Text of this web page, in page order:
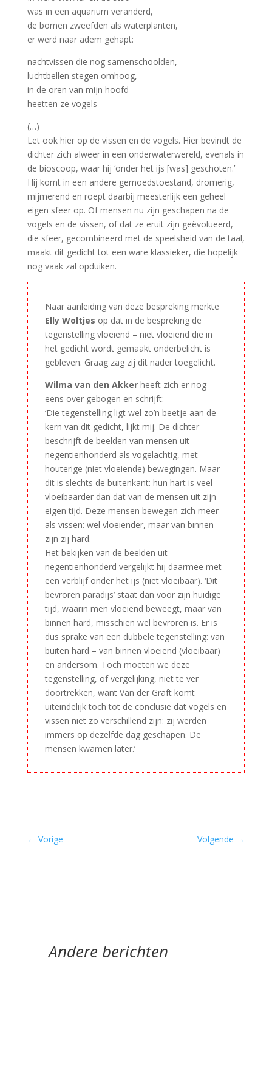
was in een aquarium veranderd,
de bomen zweefden als waterplanten,
er werd naar adem gehapt:
nachtvissen die nog samenschoolden,
luchtbellen stegen omhoog,
in de oren van mijn hoofd
heetten ze vogels
(…)
Let ook hier op de vissen en de vogels. Hier bevindt de
dichter zich alweer in een onderwaterwereld, evenals in
de bioscoop, waar hij ‘onder het ijs [was] geschoten.’
Hij komt in een andere gemoedstoestand, dromerig,
mijmerend en roept daarbij meesterlijk een geheel
eigen sfeer op. Of mensen nu zijn geschapen na de
vogels en de vissen, of dat ze eruit zijn geëvolueerd,
die sfeer, gecombineerd met de speelsheid van de taal,
maakt dit gedicht tot een ware klassieker, die hopelijk
nog vaak zal opduiken.
Naar aanleiding van deze bespreking merkte
Elly Woltjes op dat in de bespreking de
tegenstelling vloeiend – niet vloeiend die in
het gedicht wordt gemaakt onderbelicht is
gebleven. Graag zag zij dit nader toegelicht.
Wilma van den Akkerheeft zich er nog
eens over gebogen en schrijft:
‘Die tegenstelling ligt wel zo’n beetje aan de
kern van dit gedicht, lijkt mij. De dichter
beschrijft de beelden van mensen uit
negentienhonderd als vogelachtig, met
houterige (niet vloeiende) bewegingen. Maar
dit is slechts de buitenkant: hun hart is veel
vloeibaarder dan dat van de mensen uit zijn
eigen tijd. Deze mensen bewegen zich meer
als vissen: wel vloeiender, maar van binnen
zijn zij hard.
Het bekijken van de beelden uit
negentienhonderd vergelijkt hij daarmee met
een verblijf onder het ijs (niet vloeibaar). ‘Dit
bevroren paradijs’ staat dan voor zijn huidige
tijd, waarin men vloeiend beweegt, maar van
binnen hard, misschien wel bevroren is. Er is
dus sprake van een dubbele tegenstelling: van
buiten hard – van binnen vloeiend (vloeibaar)
en andersom. Toch moeten we deze
tegenstelling, of vergelijking, niet te ver
doortrekken, want Van der Graft komt
uiteindelijk toch tot de conclusie dat vogels en
vissen niet zo verschillend zijn: zij werden
immers op dezelfde dag geschapen. De
mensen kwamen later.’
← Vorige Volgende →
Andere berichten